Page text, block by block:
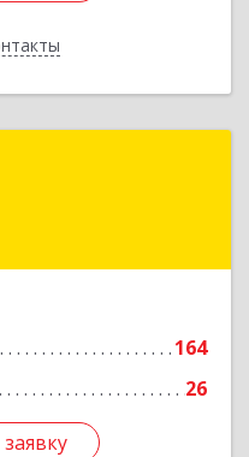
164
26
Якутск г, Чиряева